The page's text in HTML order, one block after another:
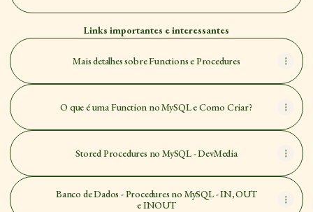
Links importantes e interessantes
Mais detalhes sobre Functions e Procedures
O que é uma Function no MySQL e Como Criar?
Stored Procedures no MySQL - DevMedia
Banco de Dados - Procedures no MySQL - IN, OUT
e INOUT